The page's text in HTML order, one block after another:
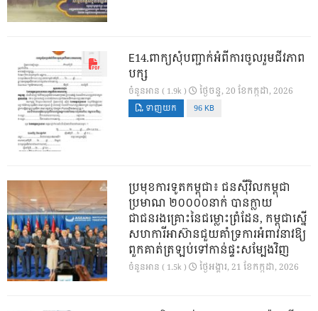
E14.ពាក្យសុំបញ្ជាក់អំពីការចូលរួមជីវភាព
បក្ស
ចំនួនអាន ( 1.9k ) ថ្ងៃ​ចន្ទ, 20 ខែ​កក្កដា, 2026
ទាញយក 96 KB
ប្រមុខការទូតកម្ពុជា៖ ជនស៊ីវិលកម្ពុជា
ប្រមាណ ២០០០០នាក់ បានក្លាយ
ជាជនរងគ្រោះនៃជម្លោះព្រំដែន, កម្ពុជាស្នើ
សហការីអាស៊ានជួយគាំទ្រការអំពាវនាវឱ្យ
ពួកគាត់ត្រឡប់ទៅកាន់ផ្ទះសម្បែងវិញ
ចំនួនអាន ( 1.5k ) ថ្ងៃ​អង្គារ, 21 ខែ​កក្កដា, 2026